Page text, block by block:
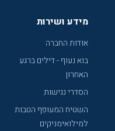
מידע ושירות
אודות החברה
בוא נעוף - דילים ברגע
האחרון
הסדרי נגישות
השטיח המעופף הטבות
למילואימניקים